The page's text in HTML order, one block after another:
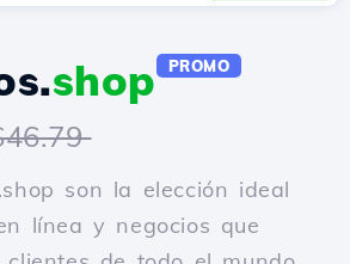
shop PROMO
son la elección ideal
línea y negocios que